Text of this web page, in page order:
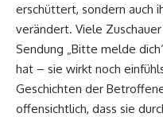
erschüttert, sondern auch
verändert. Viele
Sendung „Bitte melde
hat – sie wirkt noch
Geschichten der
offensichtlich, dass sie